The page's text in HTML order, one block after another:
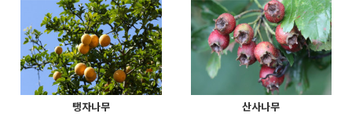
탱자나무 산사나무